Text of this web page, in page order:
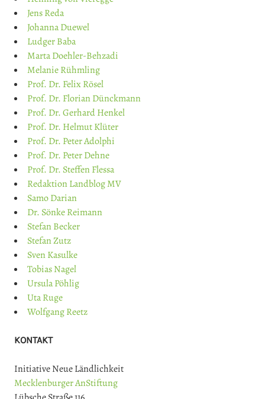
Jens Reda
Johanna Duewel
Ludger Baba
Marta Doehler-Behzadi
Melanie Rühmling
Prof. Dr. Felix Rösel
Prof. Dr. Florian Dünckmann
Prof. Dr. Gerhard Henkel
Prof. Dr. Helmut Klüter
Prof. Dr. Peter Adolphi
Prof. Dr. Peter Dehne
Prof. Dr. Steffen Flessa
Redaktion Landblog MV
Samo Darian
Dr. Sönke Reimann
Stefan Becker
Stefan Zutz
Sven Kasulke
Tobias Nagel
Ursula Pöhlig
Uta Ruge
Wolfgang Reetz
KONTAKT
Initiative Neue Ländlichkeit
Mecklenburger AnStiftung